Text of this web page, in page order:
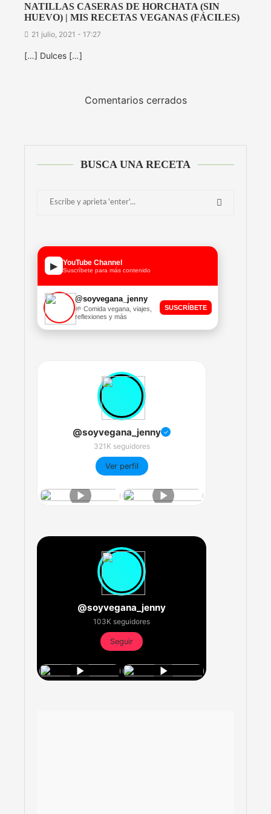
NATILLAS CASERAS DE HORCHATA (SIN
HUEVO) | MIS RECETAS VEGANAS (FÁCILES)
21 julio, 2021 - 17:27
[…] Dulces […]
Comentarios cerrados
BUSCA UNA RECETA
▶ YouTube Channel
Suscríbete para más contenido
@soyvegana_jenny
🌱 Comida vegana, viajes,
reflexiones y más
SUSCRÍBETE
@soyvegana_jenny ✓
321K seguidores
Ver perfil
@soyvegana_jenny
103K seguidores
Seguir